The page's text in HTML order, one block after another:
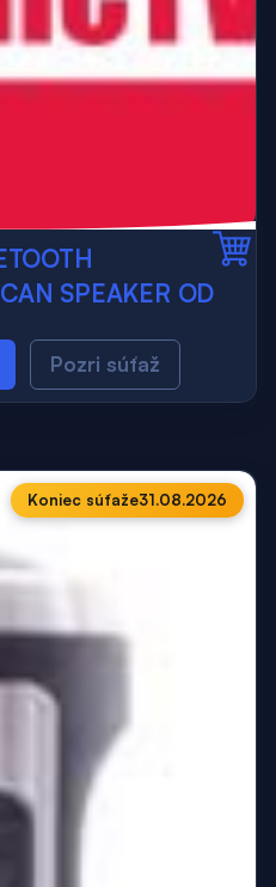
SPEAKER OD
Pozri súťaž
Koniec súťaže31.08.2026